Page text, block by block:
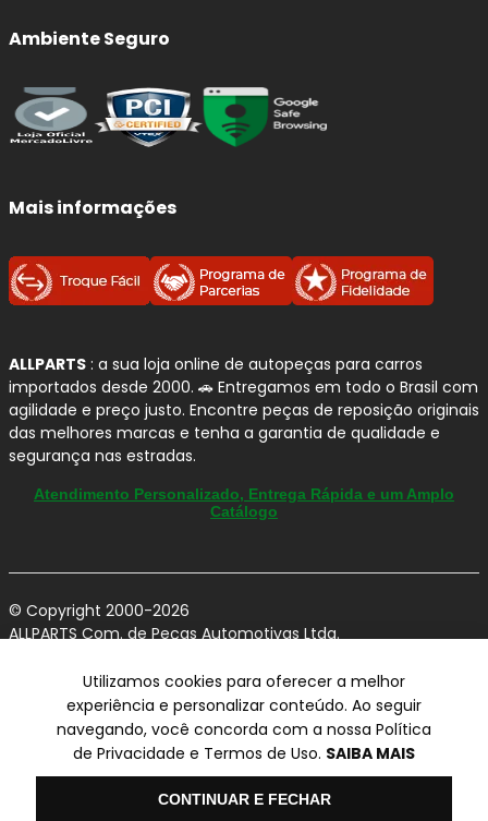
Ambiente Seguro
Mais informações
ALLPARTS : a sua loja online de autopeças para carros
importados desde 2000. 🚗 Entregamos em todo o Brasil com
agilidade e preço justo. Encontre peças de reposição originais
das melhores marcas e tenha a garantia de qualidade e
segurança nas estradas.
Atendimento Personalizado, Entrega Rápida e um Amplo
Catálogo
© Copyright 2000-2026
ALLPARTS Com. de Peças Automotivas Ltda.
Claudina - Vinhedo/SP - CEP 13284-480.
Preços, condições de pagamento e frete exclusivos para compras via
internet utilizando CPF, podendo variar na Loja Física e Televendas.
Preços e descontos podem variar no checkout.
Vendas sujeitas a análise e confirmação de dados.
Utilizamos cookies para oferecer a melhor
experiência e personalizar conteúdo. Ao seguir
navegando, você concorda com a nossa Política
de Privacidade e Termos de Uso. SAIBA MAIS
CONTINUAR E FECHAR